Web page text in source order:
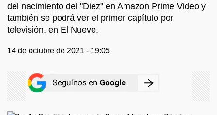
del nacimiento del "Diez" en Amazon Prime Video y
también se podrá ver el primer capítulo por
televisión, en El Nueve.
14 de octubre de 2021 - 19:05